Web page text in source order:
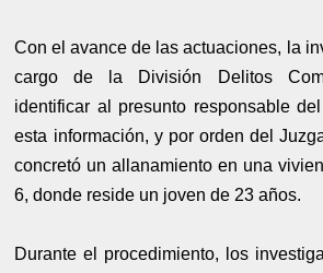
Con el avance de las actuaciones, la
cargo de la División Delitos
identificar al presunto responsable
esta información, y por orden del
concretó un allanamiento en una
6, donde reside un joven de 23 años.
Durante el procedimiento, los